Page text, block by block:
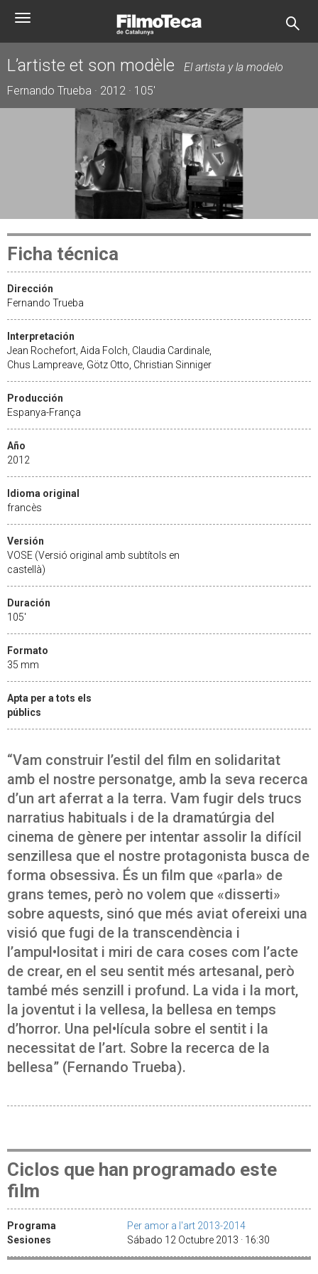
Toggle
L’artiste et son modèle
El artista y la modelo
Fernando Trueba · 2012 · 105'
Ficha técnica
Dirección
Fernando Trueba
Interpretación
Jean Rochefort, Aida Folch, Claudia Cardinale,
Chus Lampreave, Götz Otto, Christian Sinniger
Producción
Espanya-França
Año
2012
Idioma original
francès
Versión
VOSE (Versió original amb subtítols en
castellà)
Duración
105'
Formato
35 mm
Apta per a tots els
públics
“Vam construir l’estil del film en solidaritat
amb el nostre personatge, amb la seva recerca
d’un art aferrat a la terra. Vam fugir dels trucs
narratius habituals i de la dramatúrgia del
cinema de gènere per intentar assolir la difícil
senzillesa que el nostre protagonista busca de
forma obsessiva. És un film que «parla» de
grans temes, però no volem que «disserti»
sobre aquests, sinó que més aviat ofereixi una
visió que fugi de la transcendència i
l’ampul•lositat i miri de cara coses com l’acte
de crear, en el seu sentit més artesanal, però
també més senzill i profund. La vida i la mort,
la joventut i la vellesa, la bellesa en temps
d’horror. Una pel•lícula sobre el sentit i la
necessitat de l’art. Sobre la recerca de la
bellesa” (Fernando Trueba).
Ciclos que han programado este
film
Programa
Per amor a l'art 2013-2014
Sesiones
Sábado 12 Octubre 2013 · 16:30